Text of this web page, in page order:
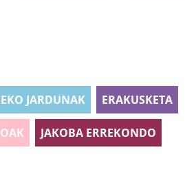
JARDUNAK ERAKUSKETA
JAKOBA ERREKONDO